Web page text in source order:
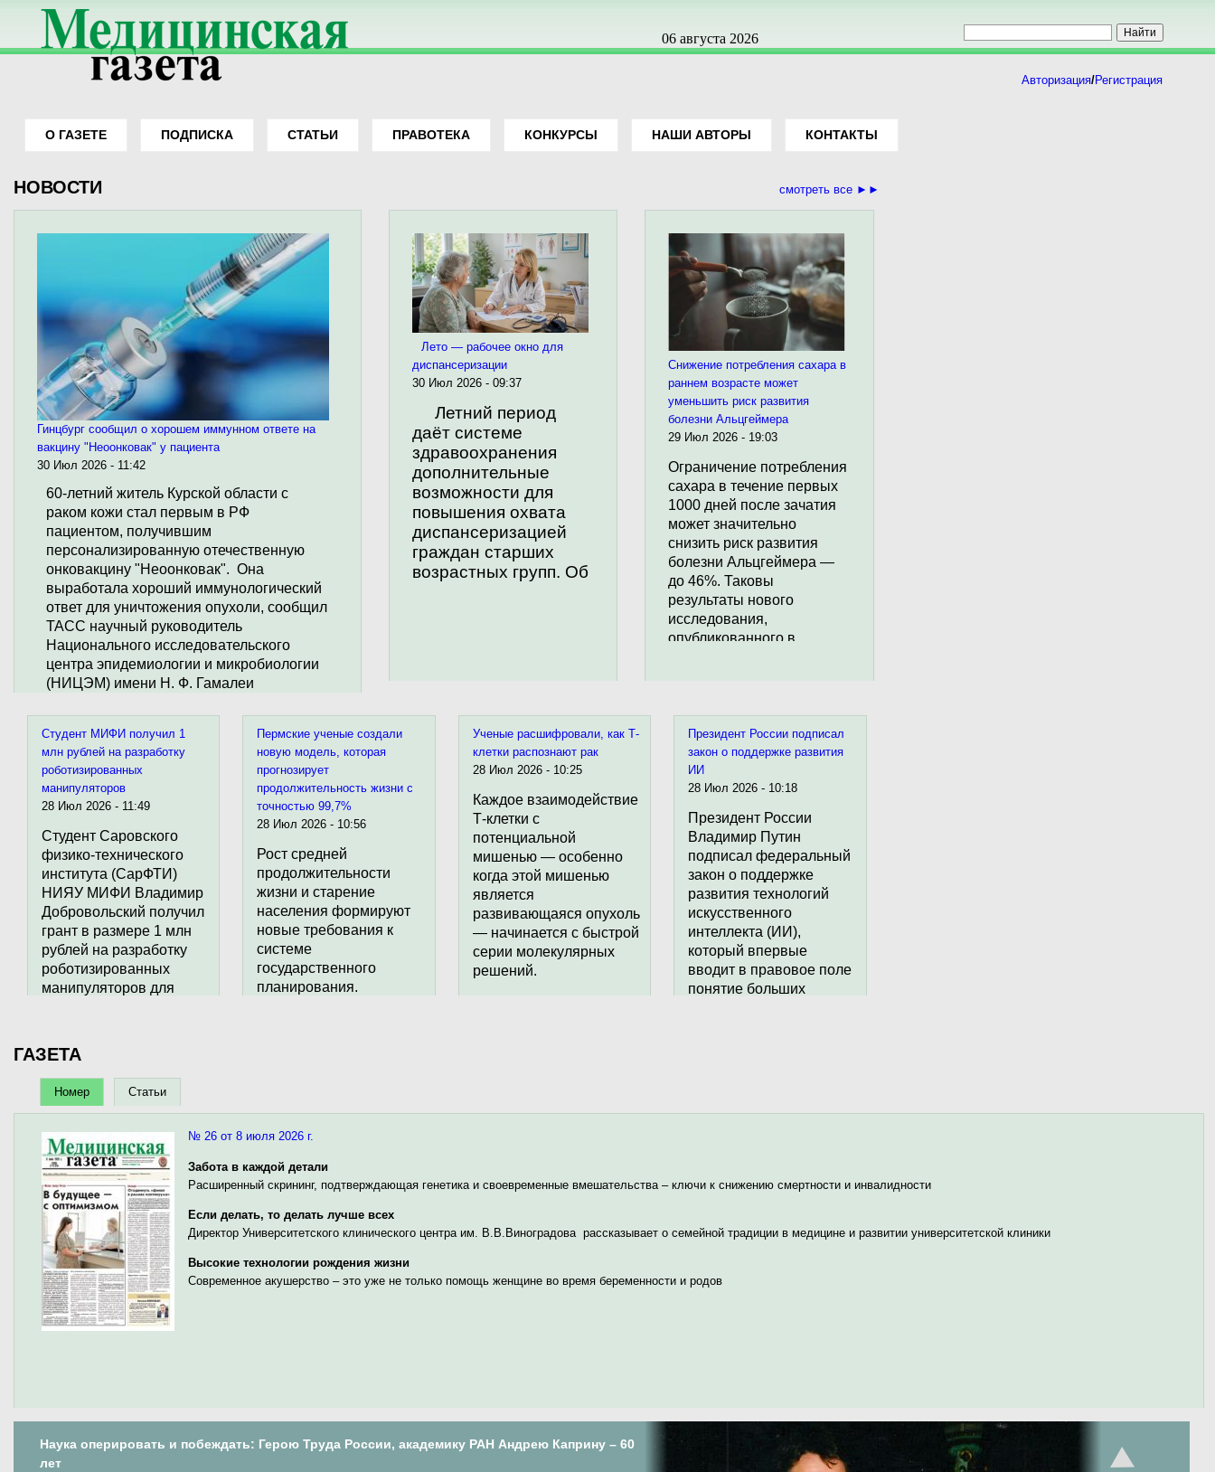
06 августа 2026
Авторизация/Регистрация
О ГАЗЕТЕ ПОДПИСКА СТАТЬИ ПРАВОТЕКА КОНКУРСЫ НАШИ АВТОРЫ КОНТАКТЫ
НОВОСТИ смотреть все ►►
Гинцбург сообщил о хорошем иммунном ответе на
вакцину "Неоонковак" у пациента
30 Июл 2026 - 11:42
60-летний житель Курской области с
раком кожи стал первым в РФ
пациентом, получившим
персонализированную отечественную
онковакцину "Неоонковак". Она
выработала хороший иммунологический
ответ для уничтожения опухоли, сообщил
ТАСС научный руководитель
Национального исследовательского
центра эпидемиологии и микробиологии
(НИЦЭМ) имени Н. Ф. Гамалеи
"Пациент чувствует себя хорошо.
Сегодня можно говорить, что вакцина
выработала защитный иммунитет к ряду
персонализированных антигенов той
опухоли этого больного, которые входят
в состав мРНК-вакцины. Ответ иммунной
системы на наш препарат в настоящее
время радует и ободряет. У него хорошие
иммунологические ответы", -
сказал А.Гинцбург. Он уточнил, что у
пациента хороший заметный ответ в
виде нужных цитокинов, которые
уничтожают опухоль больного в
результате введения препарата.
Лето — рабочее окно для
диспансеризации
30 Июл 2026 - 09:37
Летний период
даёт системе
здравоохранения
дополнительные
возможности для
повышения охвата
диспансеризацией
граждан старших
возрастных групп. Об
Оксана Драпкина,
подчеркнув как
клинические, так и
организационные
преимущества
тёплого сезона.
«Летом снижается
циркуляция
респираторных
инфекций, что делает
посещение
поликлиник более
безопасным для
пациентов с
Снижение потребления сахара в
раннем возрасте может
уменьшить риск развития
болезни Альцгеймера
29 Июл 2026 - 19:03
Ограничение потребления
сахара в течение первых
1000 дней после зачатия
может значительно
снизить риск развития
болезни Альцгеймера —
до 46%. Таковы
результаты нового
исследования,
опубликованного в
питания в раннем детстве
на старение мозга и
психическое здоровье на
протяжении всей жизни.
Результаты также
предполагают, что
некоторые преимущества
могут проявляться еще до
рождения.
В современном мире
сахар повсеместно
распространен, и многие
беременные женщины и
дети употребляют в пищу
большое количество
Дети младше двух лет не
этой политики в сентябре
сахара взрослыми
неэтичным.
Студент МИФИ получил 1
млн рублей на разработку
роботизированных
манипуляторов
28 Июл 2026 - 11:49
Студент Саровского
физико-технического
института (СарФТИ)
НИЯУ МИФИ Владимир
Добровольский получил
грант в размере 1 млн
рублей на разработку
роботизированных
манипуляторов для
Пермские ученые создали
новую модель, которая
прогнозирует
продолжительность жизни с
точностью 99,7%
28 Июл 2026 - 10:56
Рост средней
продолжительности
жизни и старение
населения формируют
новые требования к
системе
государственного
планирования.
Ученые расшифровали, как Т-
клетки распознают рак
28 Июл 2026 - 10:25
Каждое взаимодействие
Т-клетки с
потенциальной
мишенью — особенно
когда этой мишенью
является
развивающаяся опухоль
— начинается с быстрой
серии молекулярных
решений.
Президент России подписал
закон о поддержке развития
ИИ
28 Июл 2026 - 10:18
Президент России
Владимир Путин
подписал федеральный
закон о поддержке
развития технологий
искусственного
интеллекта (ИИ),
который впервые
вводит в правовое поле
понятие больших
ГАЗЕТА
Номер Статьи
№ 26 от 8 июля 2026 г.
Забота в каждой детали
Расширенный скрининг, подтверждающая генетика и своевременные вмешательства – ключи к снижению смертности и инвалидности
Если делать, то делать лучше всех
Директор Университетского клинического центра им. В.В.Виноградова рассказывает о семейной традиции в медицине и развитии университетской клиники
Высокие технологии рождения жизни
Современное акушерство – это уже не только помощь женщине во время беременности и родов
Наука оперировать и побеждать: Герою Труда России, академику РАН Андрею Каприну – 60
лет